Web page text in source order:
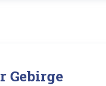
Gebirge